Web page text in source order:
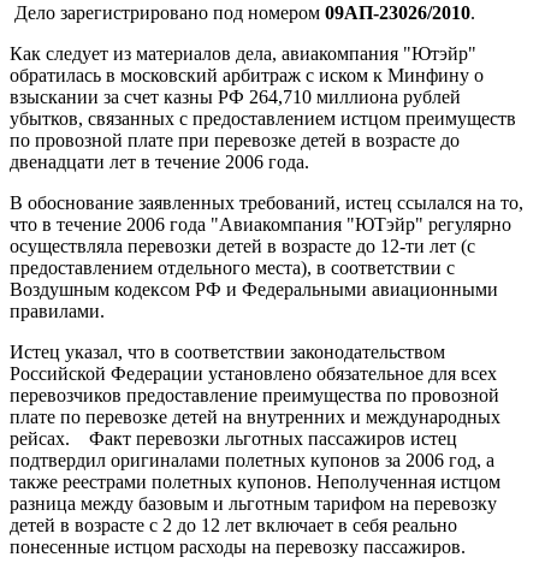
Дело зарегистрировано под номером 09АП-23026/2010.
Как следует из материалов дела, авиакомпания "Ютэйр"
обратилась в московский арбитраж с иском к Минфину о
взыскании за счет казны РФ 264,710 миллиона рублей
убытков, связанных с предоставлением истцом преимуществ
по провозной плате при перевозке детей в возрасте до
двенадцати лет в течение 2006 года.
В обоснование заявленных требований, истец ссылался на то,
что в течение 2006 года "Авиакомпания "ЮТэйр" регулярно
осуществляла перевозки детей в возрасте до 12-ти лет (с
предоставлением отдельного места), в соответствии с
Воздушным кодексом РФ и Федеральными авиационными
правилами.
Истец указал, что в соответствии законодательством
Российской Федерации установлено обязательное для всех
перевозчиков предоставление преимущества по провозной
плате по перевозке детей на внутренних и международных
рейсах. Факт перевозки льготных пассажиров истец
подтвердил оригиналами полетных купонов за 2006 год, а
также реестрами полетных купонов. Неполученная истцом
разница между базовым и льготным тарифом на перевозку
детей в возрасте с 2 до 12 лет включает в себя реально
понесенные истцом расходы на перевозку пассажиров.